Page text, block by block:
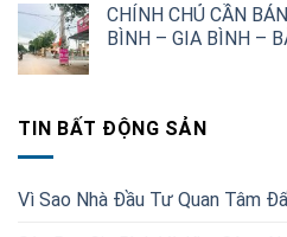
CHÍNH CHỦ CẦN
BÌNH – GIA BÌNH –
TIN BẤT ĐỘNG SẢN
Vì Sao Nhà Đầu Tư Quan Tâm